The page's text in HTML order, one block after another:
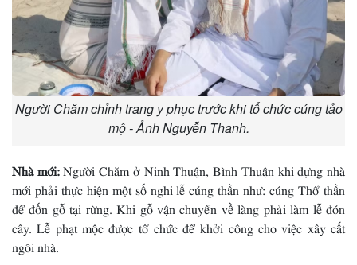
Người Chăm chỉnh trang y phục trước khi tổ chức cúng tảo
mộ - Ảnh Nguyễn Thanh.
Nhà mới:Người Chăm ở Ninh Thuận, Bình Thuận khi dựng nhà
mới phải thực hiện một số nghi lễ cúng thần như: cúng Thổ thần
để đốn gỗ tại rừng. Khi gỗ vận chuyển về làng phải làm lễ đón
cây. Lễ phạt mộc được tổ chức để khởi công cho việc xây cất
ngôi nhà.